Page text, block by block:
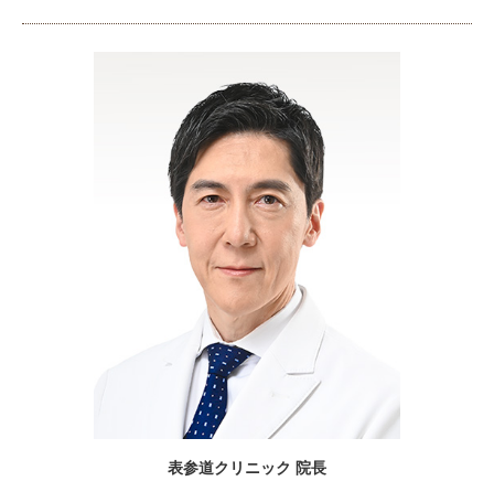
表参道クリニック 院長